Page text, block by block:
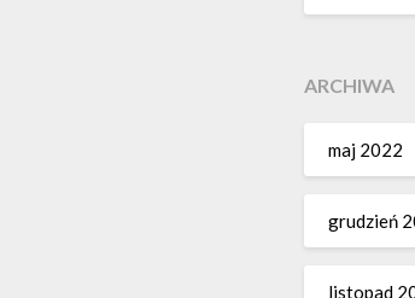
ARCHIWA
maj 2022
grudzień
listopad